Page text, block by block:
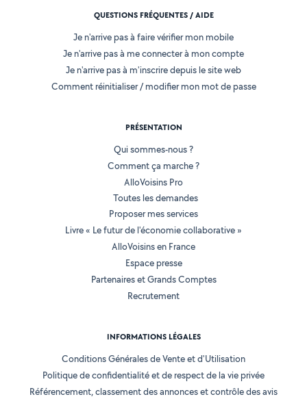
QUESTIONS FRÉQUENTES / AIDE
Je n'arrive pas à faire vérifier mon mobile
Je n'arrive pas à me connecter à mon compte
Je n'arrive pas à m'inscrire depuis le site web
Comment réinitialiser / modifier mon mot de passe
PRÉSENTATION
Qui sommes-nous ?
Comment ça marche ?
AlloVoisins Pro
Toutes les demandes
Proposer mes services
Livre « Le futur de l'économie collaborative »
AlloVoisins en France
Espace presse
Partenaires et Grands Comptes
Recrutement
INFORMATIONS LÉGALES
Conditions Générales de Vente et d'Utilisation
Politique de confidentialité et de respect de la vie privée
Référencement, classement des annonces et contrôle des avis